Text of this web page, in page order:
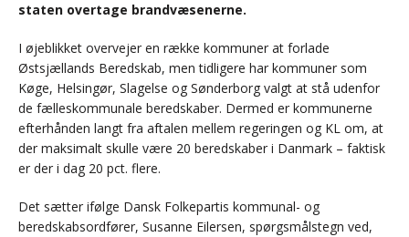
staten overtage brandvæsenerne.
I øjeblikket overvejer en række kommuner at forlade
Østsjællands Beredskab, men tidligere har kommuner som
Køge, Helsingør, Slagelse og Sønderborg valgt at stå udenfor
de fælleskommunale beredskaber. Dermed er kommunerne
efterhånden langt fra aftalen mellem regeringen og KL om, at
der maksimalt skulle være 20 beredskaber i Danmark – faktisk
er der i dag 20 pct. flere.
Det sætter ifølge Dansk Folkepartis kommunal- og
beredskabsordfører, Susanne Eilersen, spørgsmålstegn ved,